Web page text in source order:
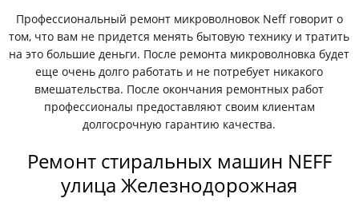
Профессиональный ремонт микроволновок Neff говорит о
том, что вам не придется менять бытовую технику и тратить
на это большие деньги. После ремонта микроволновка будет
еще очень долго работать и не потребует никакого
вмешательства. После окончания ремонтных работ
профессионалы предоставляют своим клиентам
долгосрочную гарантию качества.
Ремонт стиральных машин NEFF
улица Железнодорожная